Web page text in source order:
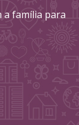
a família para